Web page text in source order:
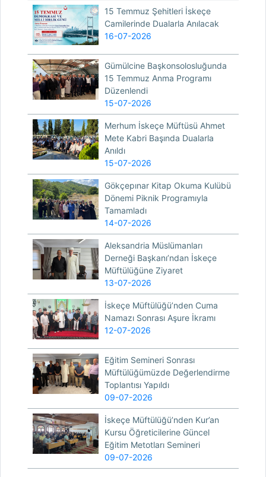
15 Temmuz Şehitleri İskeçe
Camilerinde Dualarla Anılacak
16-07-2026
Gümülcine Başkonsolosluğunda
15 Temmuz Anma Programı
Düzenlendi
15-07-2026
Merhum İskeçe Müftüsü Ahmet
Mete Kabri Başında Dualarla
Anıldı
15-07-2026
Gökçepınar Kitap Okuma Kulübü
Dönemi Piknik Programıyla
Tamamladı
14-07-2026
Aleksandria Müslümanları
Derneği Başkanı’ndan İskeçe
Müftülüğüne Ziyaret
13-07-2026
İskeçe Müftülüğü’nden Cuma
Namazı Sonrası Aşure İkramı
12-07-2026
Eğitim Semineri Sonrası
Müftülüğümüzde Değerlendirme
Toplantısı Yapıldı
09-07-2026
İskeçe Müftülüğü’nden Kur’an
Kursu Öğreticilerine Güncel
Eğitim Metotları Semineri
09-07-2026